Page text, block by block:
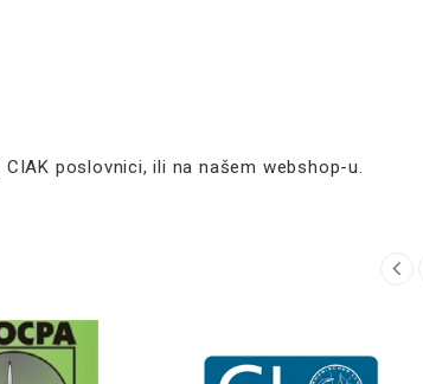
CIAK poslovnici, ili na našem webshop-u.